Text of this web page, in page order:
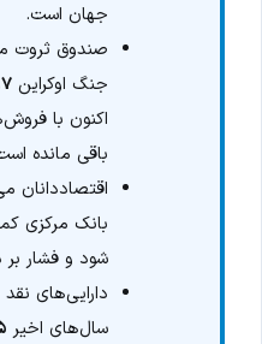
جهان است.
جنگ اوکراین
اکنون با
باقی مانده
اقتصاددانان
بانک مرکزی
شود و فشار
سال‌های اخیر